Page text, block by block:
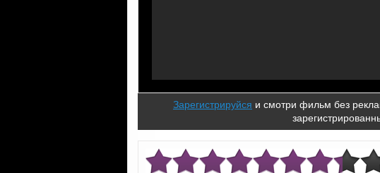
Зарегистрируйся и смотри фильм без